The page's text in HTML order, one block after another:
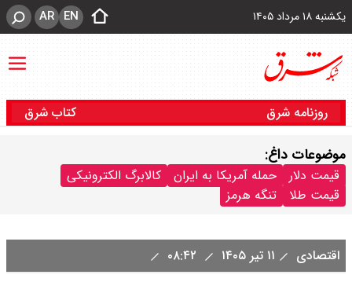
یکشنبه ۱۸ مرداد ۱۴۰۵ EN
AR
روزنامه شرق کتاب شرق
موضوعات داغ:
قیمت دلار حمله آمریکا به ایران
کالابرگ الکترونیکی
قیمت طلا
تنگه هرمز
اقتصادی ۱۱ تیر ۱۴۰۵